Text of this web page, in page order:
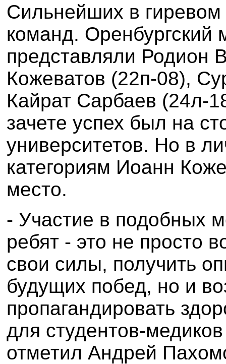
Сильнейших в
команд. Оренбургский
представляли Родион
Кожеватов (22п-08),
Кайрат Сарбаев (24л-
зачете успех был на
университетов. Но в
категориям Иоанн
место.
- Участие в подобных
ребят - это не просто
свои силы, получить
будущих побед, но и
пропагандировать
для студентов-
отметил Андрей